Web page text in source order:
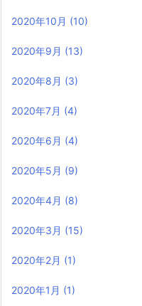
2020年10月 (10)
2020年9月 (13)
2020年8月 (3)
2020年7月 (4)
2020年6月 (4)
2020年5月 (9)
2020年4月 (8)
2020年3月 (15)
2020年2月 (1)
2020年1月 (1)